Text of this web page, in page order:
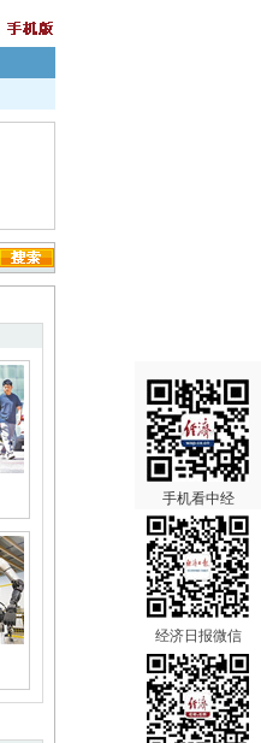
手机看中经
经济日报微信